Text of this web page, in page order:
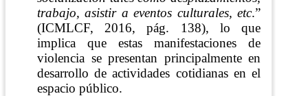
trabajo, asistir a eventos culturales, etc.”
(ICMLCF, 2016, pág. 138), lo que
implica que estas manifestaciones de
violencia se presentan principalmente en
desarrollo de actividades cotidianas en el
espacio público.